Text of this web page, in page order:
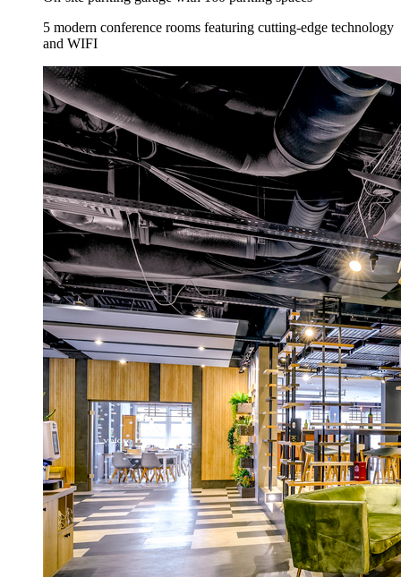
5 modern conference rooms featuring cutting-edge technology
and WIFI